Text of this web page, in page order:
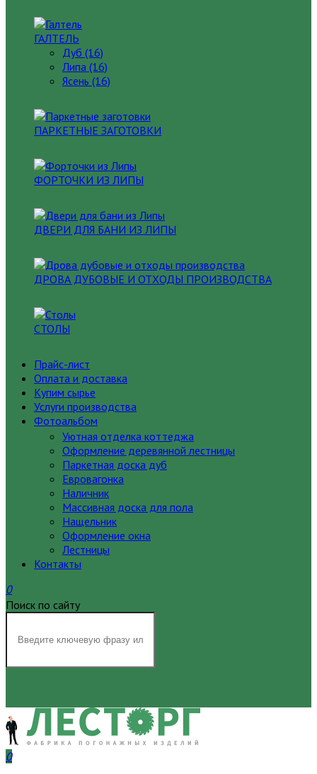
ГАЛТЕЛЬ
Дуб (16)
Липа (16)
Ясень (16)
ПАРКЕТНЫЕ ЗАГОТОВКИ
ФОРТОЧКИ ИЗ ЛИПЫ
ДВЕРИ ДЛЯ БАНИ ИЗ ЛИПЫ
ДРОВА ДУБОВЫЕ И ОТХОДЫ ПРОИЗВОДСТВА
СТОЛЫ
Прайс-лист
Оплата и доставка
Купим сырье
Услуги производства
Фотоальбом
Уютная отделка коттеджа
Оформление деревянной лестницы
Паркетная доска дуб
Евровагонка
Наличник
Массивная доска для пола
Нащельник
Оформление окна
Лестницы
Контакты
0
Поиск по сайту
0